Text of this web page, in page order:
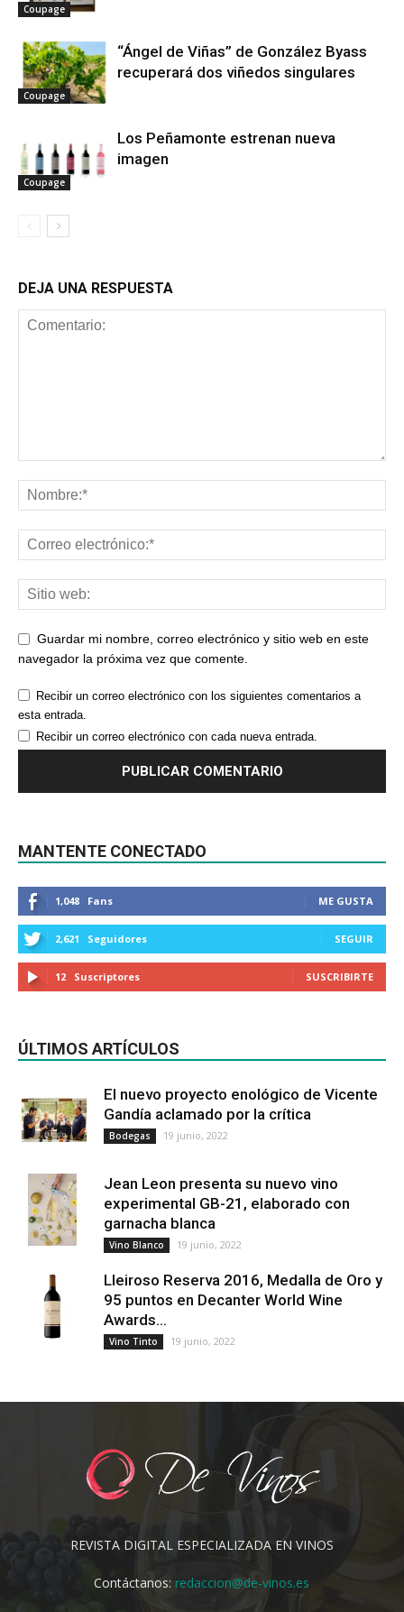
Coupage
Coupage
“Ángel de Viñas” de González Byass
recuperará dos viñedos singulares
Coupage
Los Peñamonte estrenan nueva
imagen
DEJA UNA RESPUESTA
Guardar mi nombre, correo electrónico y sitio web en este
navegador la próxima vez que comente.
Recibir un correo electrónico con los siguientes comentarios a
esta entrada.
Recibir un correo electrónico con cada nueva entrada.
MANTENTE CONECTADO
1,048 Fans ME GUSTA
2,621 Seguidores SEGUIR
12 Suscriptores SUSCRIBIRTE
ÚLTIMOS ARTÍCULOS
El nuevo proyecto enológico de Vicente
Gandía aclamado por la crítica
Bodegas 19 junio, 2022
Jean Leon presenta su nuevo vino
experimental GB-21, elaborado con
garnacha blanca
Vino Blanco 19 junio, 2022
Lleiroso Reserva 2016, Medalla de Oro y
95 puntos en Decanter World Wine
Awards...
Vino Tinto 19 junio, 2022
REVISTA DIGITAL ESPECIALIZADA EN VINOS
Contáctanos:redaccion@de-vinos.es